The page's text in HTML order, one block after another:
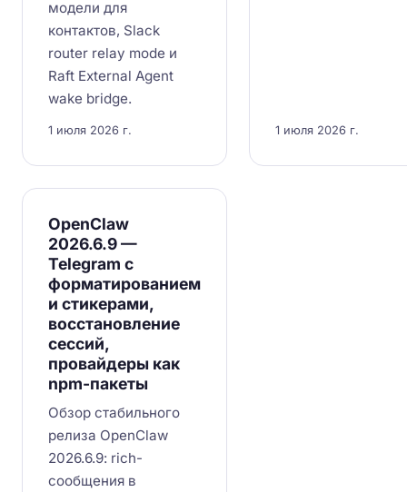
модели для
контактов, Slack
router relay mode и
Raft External Agent
wake bridge.
1 июля 2026 г. 1 июля 2026 г.
OpenClaw
2026.6.9 —
Telegram с
форматированием
и стикерами,
восстановление
сессий,
провайдеры как
npm-пакеты
Обзор стабильного
релиза OpenClaw
2026.6.9: rich-
сообщения в